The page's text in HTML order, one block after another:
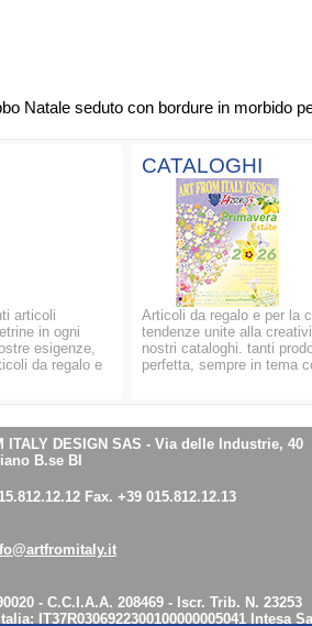
Natale seduto con bordure in morbido
articoli
in ogni
esigenze,
da regalo e
CATALOGHI
Articoli da regalo e per la
tendenze unite alla
nostri cataloghi. tanti
perfetta, sempre in tema
ITALY DESIGN SAS - Via delle Industrie, 40
B.se BI
Fax. +39 015.812.12.13
- C.C.I.A.A. 208469 - Iscr. Trib. N. 23253
IT37R0306922300100000005041 Intesa